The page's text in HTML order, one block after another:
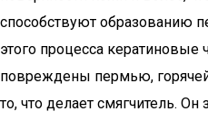
способствуют образованию
этого процесса
повреждены пермью,
то, что делает смягчитель.